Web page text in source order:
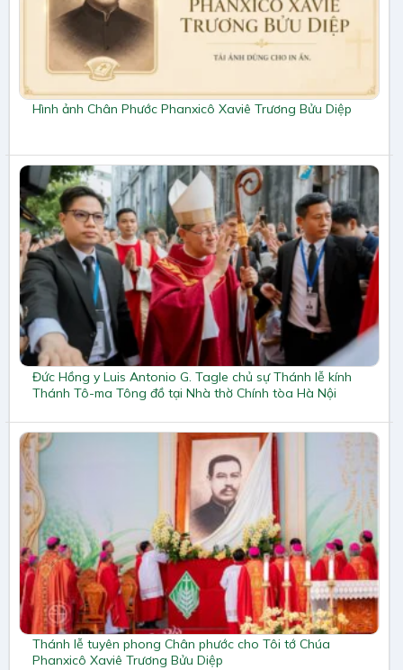
Hình ảnh Chân Phước Phanxicô Xaviê Trương Bửu Diệp
Đức Hồng y Luis Antonio G. Tagle chủ sự Thánh lễ kính
Thánh Tô-ma Tông đồ tại Nhà thờ Chính tòa Hà Nội
Thánh lễ tuyên phong Chân phước cho Tôi tớ Chúa
Phanxicô Xaviê Trương Bửu Diệp